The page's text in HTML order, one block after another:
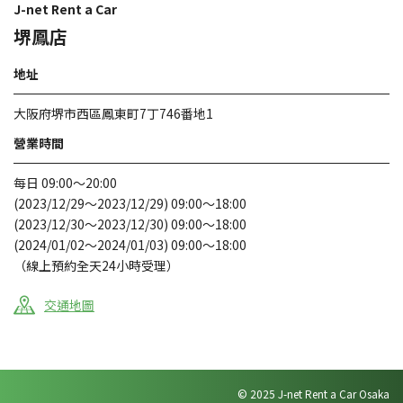
J-net Rent a Car
堺鳳店
地址
大阪府堺市西區鳳東町7丁746番地1
營業時間
每日 09:00～20:00
(2023/12/29～2023/12/29) 09:00～18:00
(2023/12/30～2023/12/30) 09:00～18:00
(2024/01/02～2024/01/03) 09:00～18:00
（線上預約全天24小時受理）
交通地圖
© 2025 J-net Rent a Car Osaka